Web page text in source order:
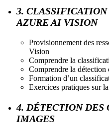
3.
AZURE AI VISION
Provisionnement des
Vision
Comprendre la
Comprendre la détection
Formation d’un
Exercices pratiques sur
4. DÉTECTION DES
IMAGES